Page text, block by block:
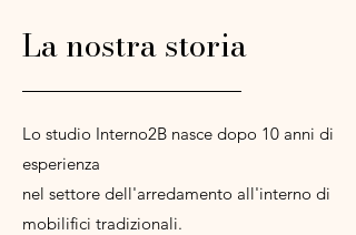
La nostra storia
Lo studio Interno2B nasce dopo 10 anni di
esperienza
nel settore dell'arredamento all'interno di
mobilifici tradizionali.